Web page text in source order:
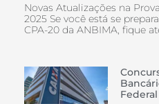
Novas Atualizações na
2025 Se você está se
CPA-20 da ANBIMA, fique
Federal